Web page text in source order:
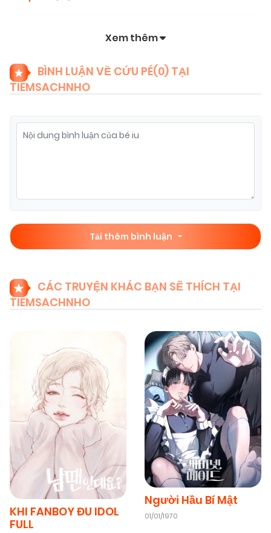
Xem thêm
BÌNH LUẬN VỀ CỨU PÉ(0) TẠI
TIEMSACHNHO
Tải thêm bình luận
CÁC TRUYỆN KHÁC BẠN SẼ THÍCH TẠI
TIEMSACHNHO
KHI FANBOY ĐU IDOL
FULL
Người Hầu Bí Mật
01/01/1970